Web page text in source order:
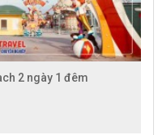
2 ngày 1 đêm